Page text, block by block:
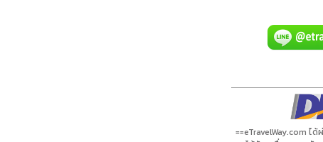
==eTravelWay.com ไ